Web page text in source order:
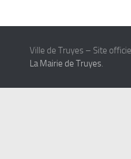
Ville de Truyes – Site
La Mairie de Truyes.